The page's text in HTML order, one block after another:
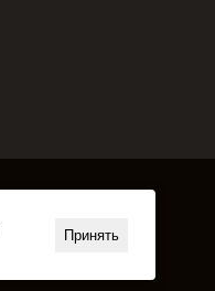
Принять